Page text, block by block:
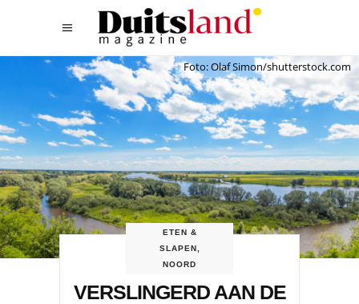
Foto: Olaf Simon/shutterstock.com
ETEN &
SLAPEN
NOORD
VERSLINGERD AAN DE